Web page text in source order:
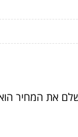
את המחיר